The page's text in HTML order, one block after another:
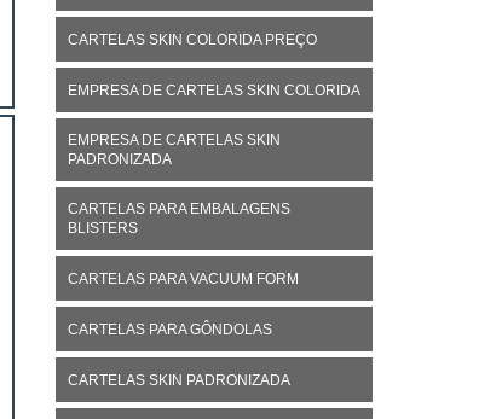
CARTELAS SKIN COLORIDA PREÇO
EMPRESA DE CARTELAS SKIN COLORIDA
EMPRESA DE CARTELAS SKIN
PADRONIZADA
CARTELAS PARA EMBALAGENS
BLISTERS
CARTELAS PARA VACUUM FORM
CARTELAS PARA GÔNDOLAS
CARTELAS SKIN PADRONIZADA